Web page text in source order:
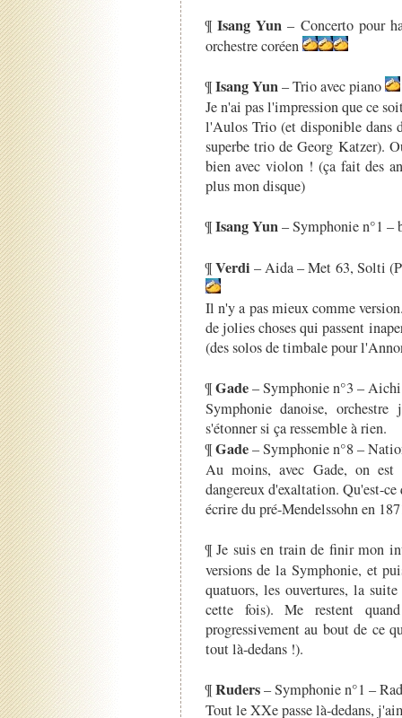
¶ Isang Yun – Concerto pour
orchestre coréen
¶Isang Yun– Trio avec piano
Je n'ai pas l'impression que ce
l'Aulos Trio (et disponible dans
superbe trio de Georg Katzer).
bien avec violon ! (ça fait des
plus mon disque)
¶Isang Yun– Symphonie n°1 –
¶Verdi – Aida – Met 63, Solti
Il n'y a pas mieux comme
de jolies choses qui passent
(des solos de timbale pour
¶Gade– Symphonie n°3 –
Symphonie danoise, orchestre
s'étonner si ça ressemble à rien.
¶Gade– Symphonie n°8 –
Au moins, avec Gade, on
dangereux d'exaltation. Qu'est-
écrire du pré-Mendelssohn en
¶ Je suis en train de finir mon
versions de la Symphonie, et
quatuors, les ouvertures, la
cette fois). Me restent
progressivement au bout de ce
tout là-dedans !).
¶Ruders– Symphonie n°1 –
Tout le XXe passe là-dedans,